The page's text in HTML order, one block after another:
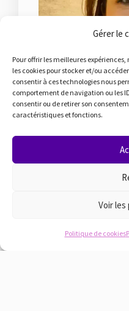
Gérer le
Pour offrir les meilleures
les cookies pour stocker et/ou
consentir à ces technologies nous
comportement de navigation ou les
consentir ou de retirer son
caractéristiques et fonctions.
Voir
Politique de cookies